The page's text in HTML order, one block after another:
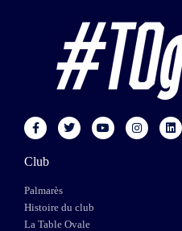
Club
Palmarès
Histoire du club
La Table Ovale